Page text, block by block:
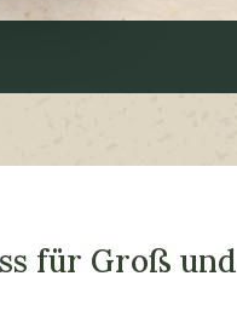
für Groß und